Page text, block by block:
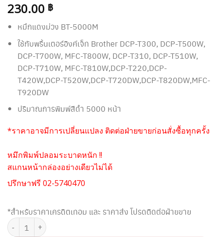
230.00 ฿
หมึกแดงม่วง BT-5000M
ใช้กับพริ้นเตอร์อิงค์เจ็ท Brother DCP-T300, DCP-T500W,
DCP-T700W, MFC-T800W, DCP-T310, DCP-T510W,
DCP-T710W, MFC-T810W,DCP-T220,DCP-
T420W,DCP-T520W,DCP-T720DW,DCP-T820DW,MFC-
T920DW
ปริมาณการพิมพ์สีดำ 5000 หน้า
*ราคาอาจมีการเปลี่ยนแปลง ติดต่อฝ่ายขายก่อนสั่งซื้อทุกครั้ง
หมึกพิมพ์ปลอมระบาดหนัก !!
สแกนหน้ากล่องอย่างเดียวไม่ได้
ปรึกษาฟรี 02-5740470
*สำหรับราคาเครดิตเทอม และ ราคาส่ง โปรดติดต่อฝ่ายขาย
จำนวน BROTHER BT-5000M MAGENTA INK ชิ้น